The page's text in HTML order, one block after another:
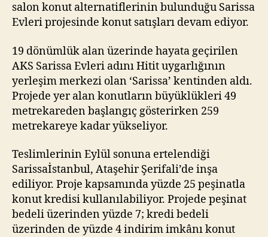
salon konut alternatiflerinin bulunduğu Sarissa
Evleri projesinde konut satışları devam ediyor.
19 dönümlük alan üzerinde hayata geçirilen
AKS Sarissa Evleri adını Hitit uygarlığının
yerleşim merkezi olan ‘Sarissa’ kentinden aldı.
Projede yer alan konutların büyüklükleri 49
metrekareden başlangıç gösterirken 259
metrekareye kadar yükseliyor.
Teslimlerinin Eylül sonuna ertelendiği
Sarissaİstanbul, Ataşehir Şerifali’de inşa
ediliyor. Proje kapsamında yüzde 25 peşinatla
konut kredisi kullanılabiliyor. Projede peşinat
bedeli üzerinden yüzde 7; kredi bedeli
üzerinden de yüzde 4 indirim imkânı konut